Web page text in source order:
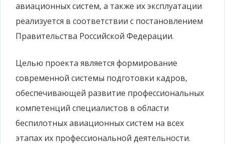
авиационных систем, а также их эксплуатации
реализуется в соответствии с постановлением
Правительства Российской Федерации.
Целью проекта является формирование
современной системы подготовки кадров,
обеспечивающей развитие профессиональных
компетенций специалистов в области
беспилотных авиационных систем на всех
этапах их профессиональной деятельности.